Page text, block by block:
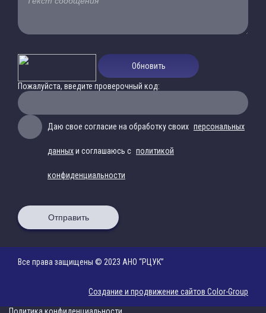
Обновить
Пожалуйста, введите проверочный код:
Даю свое согласие на обработку своих персональных
данныхи соглашаюсь с политикой
конфиденциальности
Отправить
Все права защищены © 2023 АНО “РЦУК”
Создание и продвижение сайтов Color-Group